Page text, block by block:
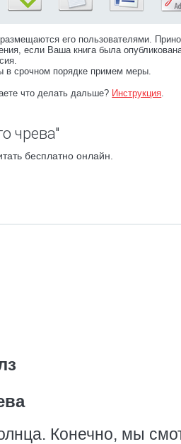
размещаются его пользователями.
если Ваша книга была
в срочном порядке примем меры.
что делать дальше? Инструкция.
чрева"
бесплатно онлайн.
Конечно, мы